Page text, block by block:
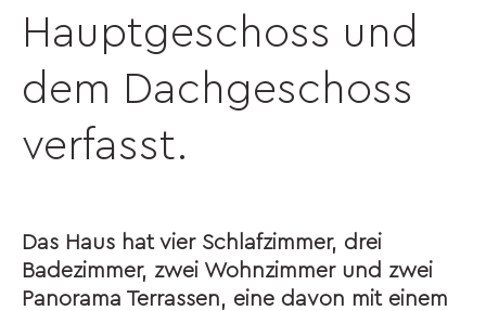
Hauptgeschoss und
dem Dachgeschoss
verfasst.
Das Haus hat vier Schlafzimmer, drei
Badezimmer, zwei Wohnzimmer und zwei
Panorama Terrassen, eine davon mit einem